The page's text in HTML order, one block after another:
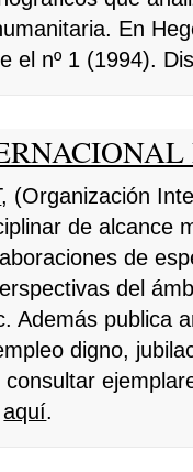
En
el nº 1 (1994).
, (Organización
de alcance
de
del
Además publica
digno,
aquí.